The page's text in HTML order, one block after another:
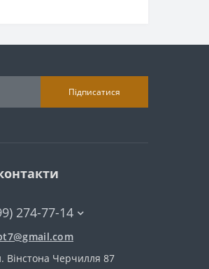
Підписатися
274-77-14
Вінстона Черчилля 87